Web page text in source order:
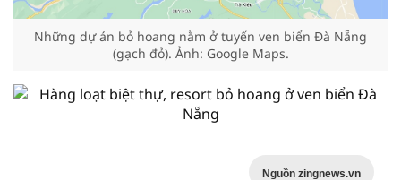
Những dự án bỏ hoang nằm ở tuyến ven biển Đà Nẵng
(gạch đỏ). Ảnh: Google Maps.
Nguồn zingnews.vn